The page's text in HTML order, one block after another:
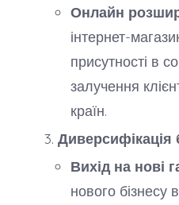
Онлайн
інтернет-
присутності в
залучення
країн.
Диверсифікація
Вихід на нові
нового бізнесу